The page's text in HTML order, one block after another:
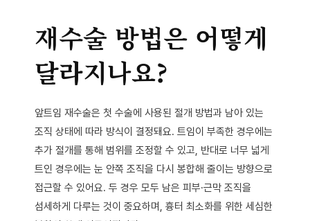
재수술 방법은 어떻게
달라지나요?
앞트임 재수술은 첫 수술에 사용된 절개 방법과 남아 있는
조직 상태에 따라 방식이 결정돼요. 트임이 부족한 경우에는
추가 절개를 통해 범위를 조정할 수 있고, 반대로 너무 넓게
트인 경우에는 눈 안쪽 조직을 다시 봉합해 줄이는 방향으로
접근할 수 있어요. 두 경우 모두 남은 피부·근막 조직을
섬세하게 다루는 것이 중요하며, 흉터 최소화를 위한 세심한